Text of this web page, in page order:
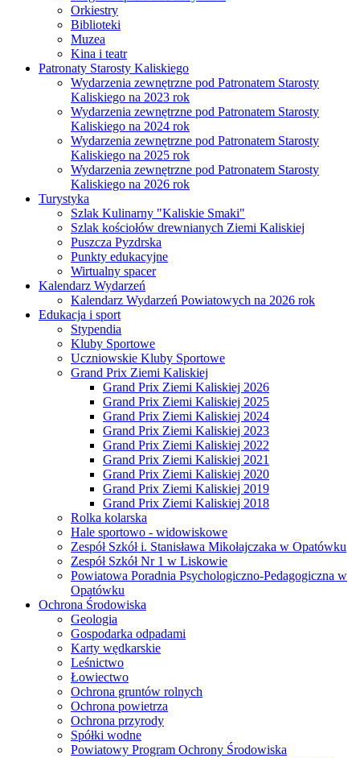
Orkiestry
Biblioteki
Muzea
Kina i teatr
Patronaty Starosty Kaliskiego
Wydarzenia zewnętrzne pod Patronatem Starosty
Kaliskiego na 2023 rok
Wydarzenia zewnętrzne pod Patronatem Starosty
Kaliskiego na 2024 rok
Wydarzenia zewnętrzne pod Patronatem Starosty
Kaliskiego na 2025 rok
Wydarzenia zewnętrzne pod Patronatem Starosty
Kaliskiego na 2026 rok
Turystyka
Szlak Kulinarny "Kaliskie Smaki"
Szlak kościołów drewnianych Ziemi Kaliskiej
Puszcza Pyzdrska
Punkty edukacyjne
Wirtualny spacer
Kalendarz Wydarzeń
Kalendarz Wydarzeń Powiatowych na 2026 rok
Edukacja i sport
Stypendia
Kluby Sportowe
Uczniowskie Kluby Sportowe
Grand Prix Ziemi Kaliskiej
Grand Prix Ziemi Kaliskiej 2026
Grand Prix Ziemi Kaliskiej 2025
Grand Prix Ziemi Kaliskiej 2024
Grand Prix Ziemi Kaliskiej 2023
Grand Prix Ziemi Kaliskiej 2022
Grand Prix Ziemi Kaliskiej 2021
Grand Prix Ziemi Kaliskiej 2020
Grand Prix Ziemi Kaliskiej 2019
Grand Prix Ziemi Kaliskiej 2018
Rolka kolarska
Hale sportowo - widowiskowe
Zespół Szkół i. Stanisława Mikołajczaka w Opatówku
Zespół Szkół Nr 1 w Liskowie
Powiatowa Poradnia Psychologiczno-Pedagogiczna w
Opatówku
Ochrona Środowiska
Geologia
Gospodarka odpadami
Karty wędkarskie
Leśnictwo
Łowiectwo
Ochrona gruntów rolnych
Ochrona powietrza
Ochrona przyrody
Spółki wodne
Powiatowy Program Ochrony Środowiska